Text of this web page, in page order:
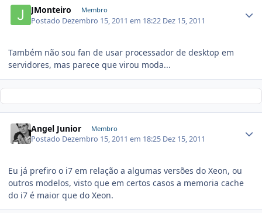
JMonteiro Membro
Postado Dezembro 15, 2011 em 18:22 Dez 15, 2011
Também não sou fan de usar processador de desktop em
servidores, mas parece que virou moda...
Angel Junior Membro
Postado Dezembro 15, 2011 em 18:25 Dez 15, 2011
Eu já prefiro o i7 em relação a algumas versões do Xeon, ou
outros modelos, visto que em certos casos a memoria cache
do i7 é maior que do Xeon.